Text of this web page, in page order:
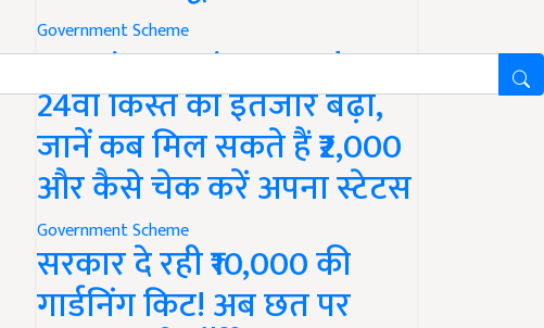
Government Scheme
PM Kisan Yojana Update:
24वीं किस्त का इंतजार बढ़ा,
जानें कब मिल सकते हैं ₹2,000
और कैसे चेक करें अपना स्टेटस
Government Scheme
सरकार दे रही ₹10,000 की
गार्डनिंग किट! अब छत पर